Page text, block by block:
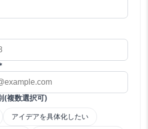
(複数選択可)
アイデアを具体化したい